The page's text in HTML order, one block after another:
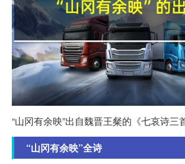
“山冈有余映”出自魏晋王粲的《七哀诗三首
“山冈有余映”全诗